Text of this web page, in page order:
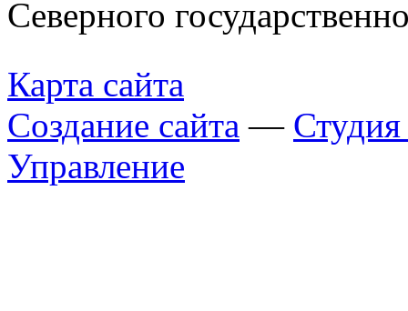
Северного
Карта сайта
Создание сайта —
Управление